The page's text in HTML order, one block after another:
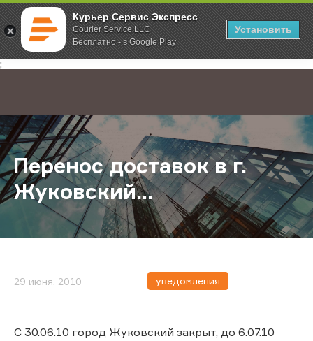
Курьер Сервис Экспресс
Courier Service LLC
Бесплатно - в Google Play
Установить
;
Главная О компании Новости Перенос доставок в г.
Перенос доставок в г.
Жуковский...
29 июня, 2010 уведомления
С 30.06.10 город Жуковский закрыт, до 6.07.10